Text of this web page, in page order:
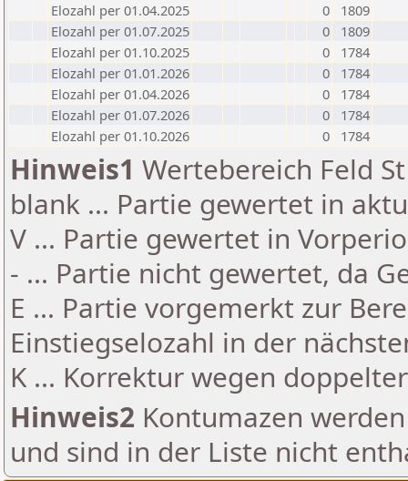
Elozahl per 01.04.2025
0
1809
Elozahl per 01.07.2025
0
1809
Elozahl per 01.10.2025
0
1784
Elozahl per 01.01.2026
0
1784
Elozahl per 01.04.2026
0
1784
Elozahl per 01.07.2026
0
1784
Elozahl per 01.10.2026
0 1784
Hinweis1 Wertebereich Feld
blank ... Partie gewertet in
V ... Partie gewertet in
- ... Partie nicht gewertet, da
E ... Partie vorgemerkt zur
Einstiegselozahl in der
K ... Korrektur wegen
Hinweis2 Kontumazen
und sind in der Liste nicht